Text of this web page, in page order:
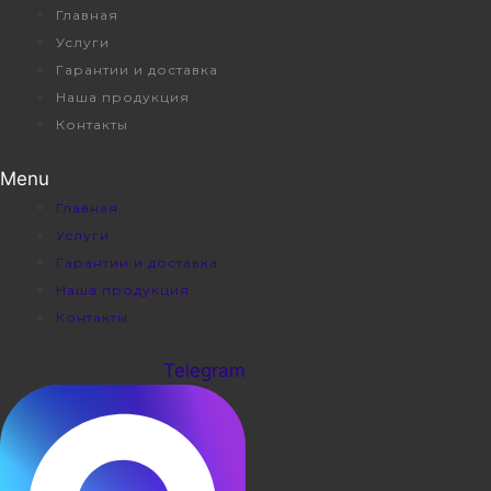
Перейти
содержимому
Главная
Услуги
Гарантии и доставка
Наша продукция
Контакты
Menu
Главная
Услуги
Гарантии и доставка
Наша продукция
Контакты
Telegram